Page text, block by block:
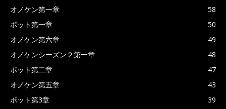
オノケン第一章
58
ポット第一章
50
オノケン第六章
49
オノケンシーズン２第一章
48
ポット第二章
47
オノケン第五章
43
ポット第3章
39